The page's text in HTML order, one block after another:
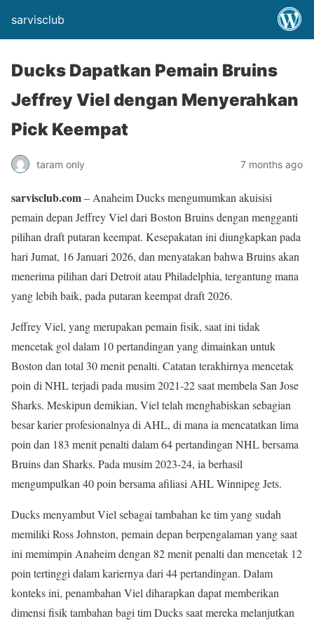
sarvisclub
Ducks Dapatkan Pemain Bruins
Jeffrey Viel dengan Menyerahkan
Pick Keempat
taram only 7 months ago
sarvisclub.com– Anaheim Ducks mengumumkan akuisisi
pemain depan Jeffrey Viel dari Boston Bruins dengan mengganti
pilihan draft putaran keempat. Kesepakatan ini diungkapkan pada
hari Jumat, 16 Januari 2026, dan menyatakan bahwa Bruins akan
menerima pilihan dari Detroit atau Philadelphia, tergantung mana
yang lebih baik, pada putaran keempat draft 2026.
Jeffrey Viel, yang merupakan pemain fisik, saat ini tidak
mencetak gol dalam 10 pertandingan yang dimainkan untuk
Boston dan total 30 menit penalti. Catatan terakhirnya mencetak
poin di NHL terjadi pada musim 2021-22 saat membela San Jose
Sharks. Meskipun demikian, Viel telah menghabiskan sebagian
besar karier profesionalnya di AHL, di mana ia mencatatkan lima
poin dan 183 menit penalti dalam 64 pertandingan NHL bersama
Bruins dan Sharks. Pada musim 2023-24, ia berhasil
mengumpulkan 40 poin bersama afiliasi AHL Winnipeg Jets.
Ducks menyambut Viel sebagai tambahan ke tim yang sudah
memiliki Ross Johnston, pemain depan berpengalaman yang saat
ini memimpin Anaheim dengan 82 menit penalti dan mencetak 12
poin tertinggi dalam kariernya dari 44 pertandingan. Dalam
konteks ini, penambahan Viel diharapkan dapat memberikan
dimensi fisik tambahan bagi tim Ducks saat mereka melanjutkan